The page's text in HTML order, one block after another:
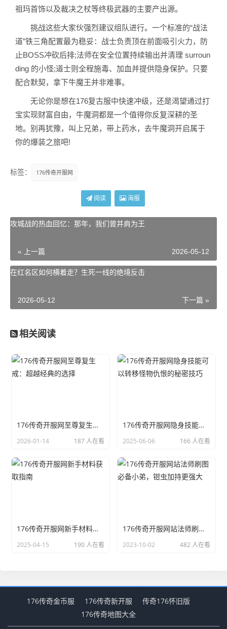
祖玛首饰以及裁决之杖等终极武器的主要产出源。
挑战这些大家伙强烈建议组队进行。一个标准的“战法
道”铁三角配置最为稳妥：战士负责顶在前面吸引火力，防
止BOSS冲砍后排;法师在安全位置持续输出并清理 surroun
ding 的小怪;道士则全程施毒、加血并提供隐身保护。只要
配合默契，拿下牛魔王并非难事。
无论你是想在176复古服中快速冲级，还是渴望通过打
宝实现财富自由，牛魔洞都是一个值得你反复深耕的圣
地。别再犹豫，叫上兄弟，带上药水，去牛魔洞开启属于
你的爆装之旅吧!
标签： 176传奇开服网
阅读 海报
攻城战的热血回忆：那年，我们曾并肩为王
« 上一篇 2026-05-12
在红名区如何横着走？生死一线的绝境反击
下一篇 »
2026-05-12
相关阅读
176传奇开服网至尊复生戒：超越经典的选择
2026-01-14 187 人在看
176传奇开服网隐身技能可以转移怪物仇恨的秘密技巧
2025-06-06 166 人在看
176传奇开服网新手材料获取指南
2025-04-15 190 人在看
176传奇开服网站法师刷图必备小弟，钳虫加持更强大
2023-10-02 482 人在看
176传奇金币服 176传奇新开服
传奇176怀旧版
176传奇地图大全